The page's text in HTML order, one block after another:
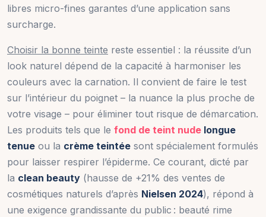
libres micro-fines garantes d’une application sans
surcharge.
Choisir la bonne teinte reste essentiel : la réussite d’un
look naturel dépend de la capacité à harmoniser les
couleurs avec la carnation. Il convient de faire le test
sur l’intérieur du poignet – la nuance la plus proche de
votre visage – pour éliminer tout risque de démarcation.
Les produits tels que le fond de teint nude longue
tenue ou la crème teintée sont spécialement formulés
pour laisser respirer l’épiderme. Ce courant, dicté par
la clean beauty (hausse de +21% des ventes de
cosmétiques naturels d’après Nielsen 2024), répond à
une exigence grandissante du public : beauté rime